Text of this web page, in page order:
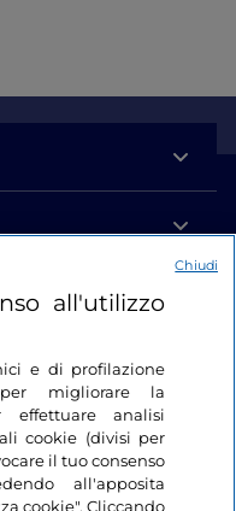
all'utilizzo
e di profilazione
migliorare la
analisi
cookie (divisi per
il tuo consenso
all'apposita
cookie". Cliccando
Chiudi